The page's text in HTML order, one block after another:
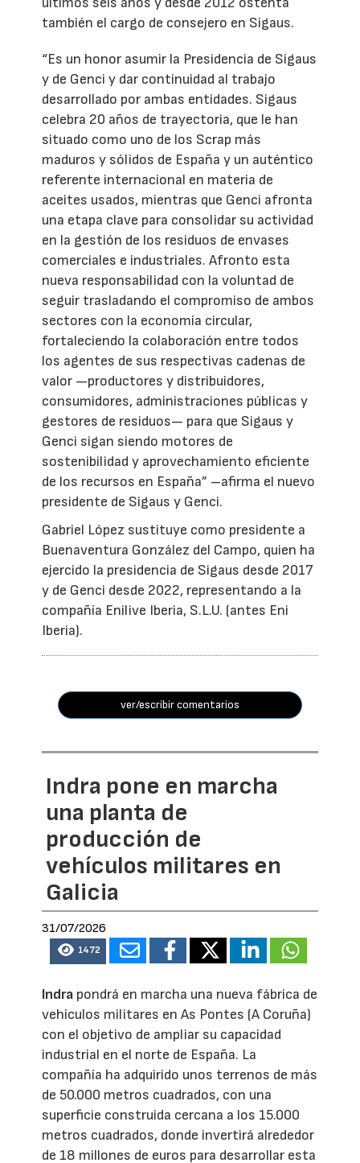
también el cargo de consejero en Sigaus.
“Es un honor asumir la Presidencia de Sigaus
y de Genci y dar continuidad al trabajo
desarrollado por ambas entidades. Sigaus
celebra 20 años de trayectoria, que le han
situado como uno de los Scrap más
maduros y sólidos de España y un auténtico
referente internacional en materia de
aceites usados, mientras que Genci afronta
una etapa clave para consolidar su actividad
en la gestión de los residuos de envases
comerciales e industriales. Afronto esta
nueva responsabilidad con la voluntad de
seguir trasladando el compromiso de ambos
sectores con la economía circular,
fortaleciendo la colaboración entre todos
los agentes de sus respectivas cadenas de
valor —productores y distribuidores,
consumidores, administraciones públicas y
gestores de residuos— para que Sigaus y
Genci sigan siendo motores de
sostenibilidad y aprovechamiento eficiente
de los recursos en España” –afirma el nuevo
presidente de Sigaus y Genci.
Gabriel López sustituye como presidente a
Buenaventura González del Campo, quien ha
ejercido la presidencia de Sigaus desde 2017
y de Genci desde 2022, representando a la
compañía Enilive Iberia, S.L.U. (antes Eni
Iberia).
ver/escribir comentarios
Indra pone en marcha
una planta de
producción de
vehículos militares en
Galicia
31/07/2026
1472
Indra pondrá en marcha una nueva fábrica de
vehículos militares en As Pontes (A Coruña)
con el objetivo de ampliar su capacidad
industrial en el norte de España. La
compañía ha adquirido unos terrenos de más
de 50.000 metros cuadrados, con una
superficie construida cercana a los 15.000
metros cuadrados, donde invertirá alrededor
de 18 millones de euros para desarrollar esta